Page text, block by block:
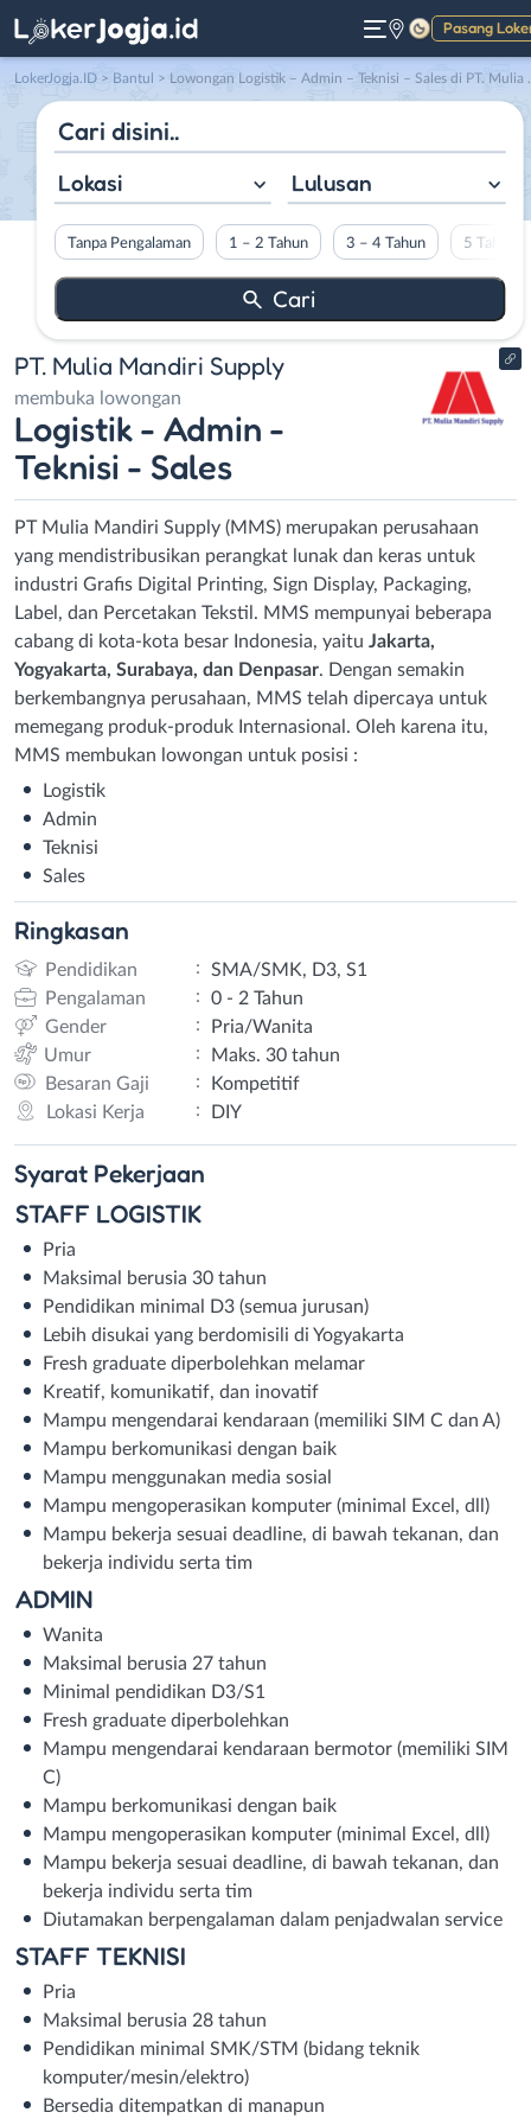
Pasang
Gelap
LokerJogja.ID > Bantul > Lowongan Logistik – Admin – Teknisi – Sales di PT. Mulia Mandiri Supply
Lokasi Lulusan
Tanpa Pengalaman 1 – 2 Tahun 3 – 4 Tahun 5 Tahun
PT. Mulia Mandiri Supply
membuka lowongan
Logistik - Admin -
Teknisi - Sales
PT Mulia Mandiri Supply (MMS) merupakan perusahaan
yang mendistribusikan perangkat lunak dan keras untuk
industri Grafis Digital Printing, Sign Display, Packaging,
Label, dan Percetakan Tekstil. MMS mempunyai beberapa
cabang di kota-kota besar Indonesia, yaitu Jakarta,
Yogyakarta, Surabaya, dan Denpasar. Dengan semakin
berkembangnya perusahaan, MMS telah dipercaya untuk
memegang produk-produk Internasional. Oleh karena itu,
MMS membukan lowongan untuk posisi :
Logistik
Admin
Teknisi
Sales
Ringkasan
Pendidikan :
SMA/SMK, D3, S1
Pengalaman
:
0 - 2 Tahun
Gender
:
Pria/Wanita
Umur
:
Maks. 30 tahun
Besaran Gaji
:
Kompetitif
Lokasi Kerja
: DIY
Syarat Pekerjaan
STAFF LOGISTIK
Pria
Maksimal berusia 30 tahun
Pendidikan minimal D3 (semua jurusan)
Lebih disukai yang berdomisili di Yogyakarta
Fresh graduate diperbolehkan melamar
Kreatif, komunikatif, dan inovatif
Mampu mengendarai kendaraan (memiliki SIM C dan A)
Mampu berkomunikasi dengan baik
Mampu menggunakan media sosial
Mampu mengoperasikan komputer (minimal Excel, dll)
Mampu bekerja sesuai deadline, di bawah tekanan, dan
bekerja individu serta tim
ADMIN
Wanita
Maksimal berusia 27 tahun
Minimal pendidikan D3/S1
Fresh graduate diperbolehkan
Mampu mengendarai kendaraan bermotor (memiliki SIM
C)
Mampu berkomunikasi dengan baik
Mampu mengoperasikan komputer (minimal Excel, dll)
Mampu bekerja sesuai deadline, di bawah tekanan, dan
bekerja individu serta tim
Diutamakan berpengalaman dalam penjadwalan service
STAFF TEKNISI
Pria
Maksimal berusia 28 tahun
Pendidikan minimal SMK/STM (bidang teknik
komputer/mesin/elektro)
Bersedia ditempatkan di manapun